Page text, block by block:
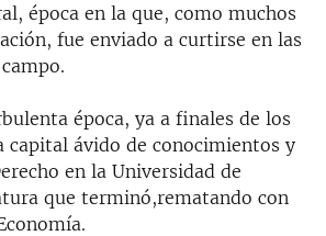
época en la que, como muchos
fue enviado a curtirse en las
época, ya a finales de los
capital ávido de conocimientos y
en la Universidad de
que terminó,rematando con